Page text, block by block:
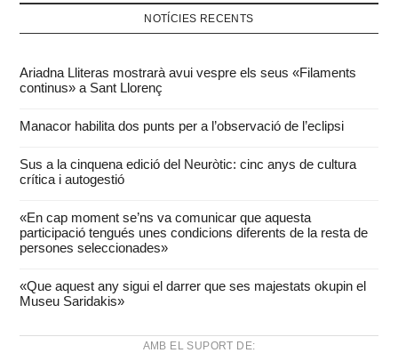
NOTÍCIES RECENTS
Ariadna Lliteras mostrarà avui vespre els seus «Filaments
continus» a Sant Llorenç
Manacor habilita dos punts per a l’observació de l’eclipsi
Sus a la cinquena edició del Neuròtic: cinc anys de cultura
crítica i autogestió
«En cap moment se’ns va comunicar que aquesta
participació tengués unes condicions diferents de la resta de
persones seleccionades»
«Que aquest any sigui el darrer que ses majestats okupin el
Museu Saridakis»
AMB EL SUPORT DE: